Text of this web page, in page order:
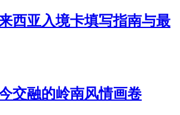
西亚入境卡填写指南与最
交融的岭南风情画卷